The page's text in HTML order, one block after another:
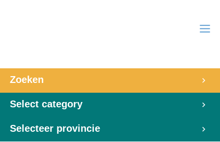
Zoeken
Select category
Selecteer provincie